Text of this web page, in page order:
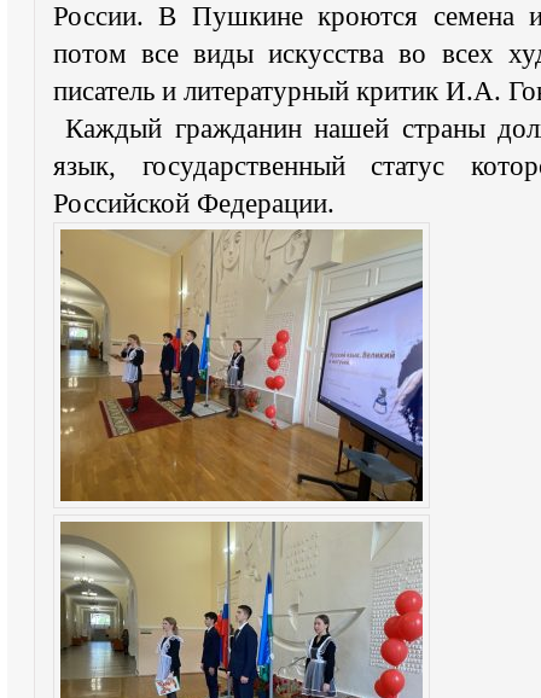
России. В Пушкине кроются семена и
потом все виды искусства во всех
писатель и литературный критик И.А.
Каждый гражданин нашей страны
язык, государственный статус
Российской Федерации.